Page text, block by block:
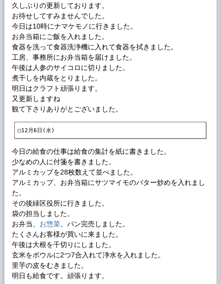
久しぶりの更新しております。
お待せしてすみませんでした。
今日は10時にナマケモノに行きました。
お弁当箱にご飯を入れました。
食器を洗って食器洗浄機に入れて食器を拭きました。
工房、事務所にお弁当箱を届けました。
午後は人参のサイコロに切りました。
煮干しを内蔵をとりました。
明日はクラフト頑張ります。
又更新しますね
観て下さりありがとございました。
□12月6日(水)
今日の給食の仕事は給食の集計を紙に書きました。
少なめの人に付箋を書きました。
アルミカップを28枚数えて並べました。
アルミカップ、お弁当箱にサツマイモのバター炒めを入れまし
た。
その後緑区役所に行きました。
袋の担当しました。
お弁当、 お惣菜、パン完売しました。
たくさんお客様が買いに来ました。
午後は大根を千切りにしました。
玄米をボウルに2つ7合入れて浄水を入れました。
里芋の皮をむきました。
明日も給食です。頑張ります。